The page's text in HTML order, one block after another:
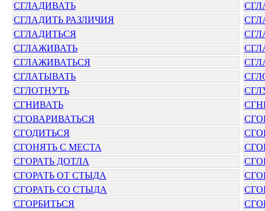
СГЛАДИВАТЬ
СГЛАДИТЬ РАЗЛИЧИЯ
СГЛАДИТЬСЯ
СГЛАЖИВАТЬ
СГЛАЖИВАТЬСЯ
СГЛАТЫВАТЬ
СГЛОТНУТЬ
СГНИВАТЬ
СГОВАРИВАТЬСЯ
СГОДИТЬСЯ
СГОНЯТЬ С МЕСТА
СГОРАТЬ ДОТЛА
СГОРАТЬ ОТ СТЫДА
СГОРАТЬ СО СТЫДА
СГОРБИТЬСЯ